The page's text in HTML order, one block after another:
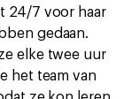
24/7 voor haar
gedaan.
elke twee uur
het team van